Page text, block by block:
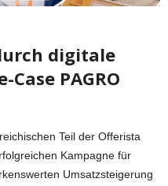
digitale
PAGRO
Teil der Offerista
Kampagne für
Umsatzsteigerung